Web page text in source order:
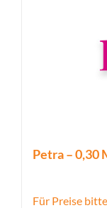
Petra – 0,30
Für Preise